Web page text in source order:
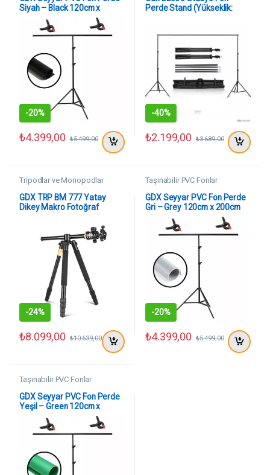
Siyah – Black 120cm x
-20%
₺4.399,00 ₺5.499,00
Perde Stand (Yükseklik:
-40%
₺2.199,00 ₺3.689,00
Tripodlar ve Monopodlar
GDX TRP BM 777 Yatay
Dikey Makro Fotoğraf
-24%
₺8.099,00 ₺10.639,00
Taşınabilir PVC Fonlar
GDX Seyyar PVC Fon Perde
Gri – Grey 120cm x 200cm
-20%
₺4.399,00 ₺5.499,00
Taşınabilir PVC Fonlar
GDX Seyyar PVC Fon Perde
Yeşil – Green 120cm x